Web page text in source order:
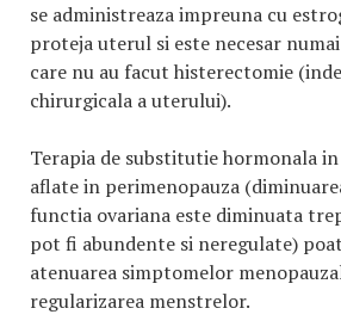
se administreaza impreuna cu
proteja uterul si este necesar
care nu au facut histerectomie
chirurgicala a uterului).
Terapia de substitutie hormonala
aflate in perimenopauza
functia ovariana este diminuata
pot fi abundente si neregulate)
atenuarea simptomelor
regularizarea menstrelor.